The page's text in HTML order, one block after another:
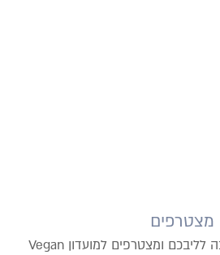
מצטרפים
תורמים למטרה הקרובה לליבכם ומצטרפים למועדון Vegan